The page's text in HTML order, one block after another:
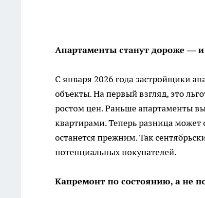
Апартаменты станут дороже —
С января 2026 года застройщики
объекты. На первый взгляд, это
ростом цен. Раньше апартаменты
квартирами. Теперь разница
останется прежним. Так
потенциальных покупателей.
Капремонт по состоянию, а не